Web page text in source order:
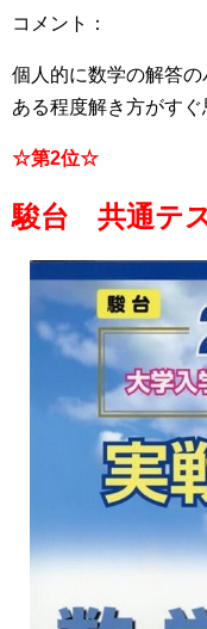
コメント：
個人的に数学の解答
ある程度解き方がすぐ
☆第2位☆
駿台 共通テ